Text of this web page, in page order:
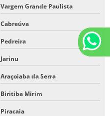
Vargem Grande Paulista
Cabreúva
Pedreira
Jarinu
Araçoiaba da Serra
Biritiba Mirim
Piracaia